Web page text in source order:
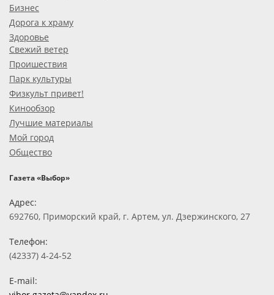
Бизнес
Дорога к храму
Здоровье
Свежий ветер
Проишествия
Парк культуры
Физкульт привет!
Кинообзор
Лучшие материалы
Мой город
Общество
Газета «Выбор»
Адрес:
692760, Приморский край, г. Артем, ул. Дзержинского, 27
Телефон:
(42337) 4-24-52
E-mail: